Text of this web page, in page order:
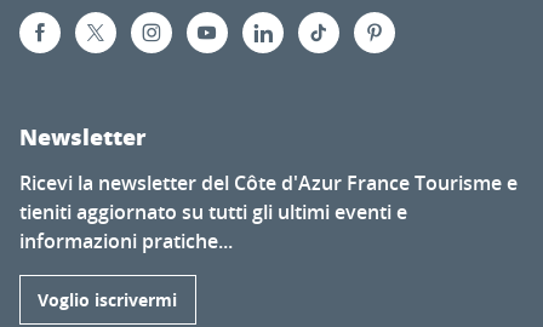
Newsletter
Ricevi la newsletter del Côte d'Azur France Tourisme e
tieniti aggiornato su tutti gli ultimi eventi e
informazioni pratiche...
Voglio iscrivermi